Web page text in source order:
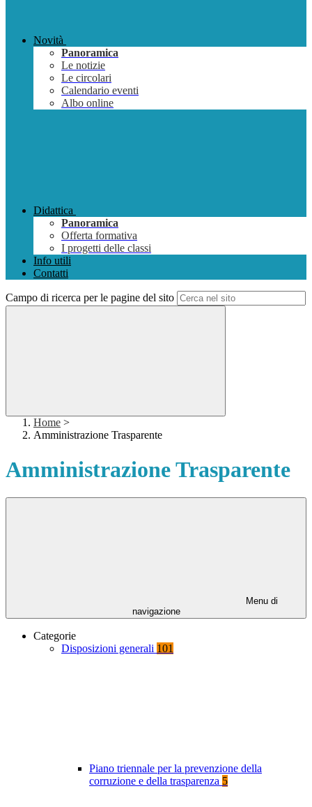
Novità
Panoramica
Le notizie
Le circolari
Calendario eventi
Albo online
Didattica
Panoramica
Offerta formativa
I progetti delle classi
Info utili
Contatti
Campo di ricerca per le pagine del sito
Home >
Amministrazione Trasparente
Amministrazione Trasparente
Menu di
navigazione
Categorie
Disposizioni generali 101
Piano triennale per la prevenzione della
corruzione e della trasparenza 5